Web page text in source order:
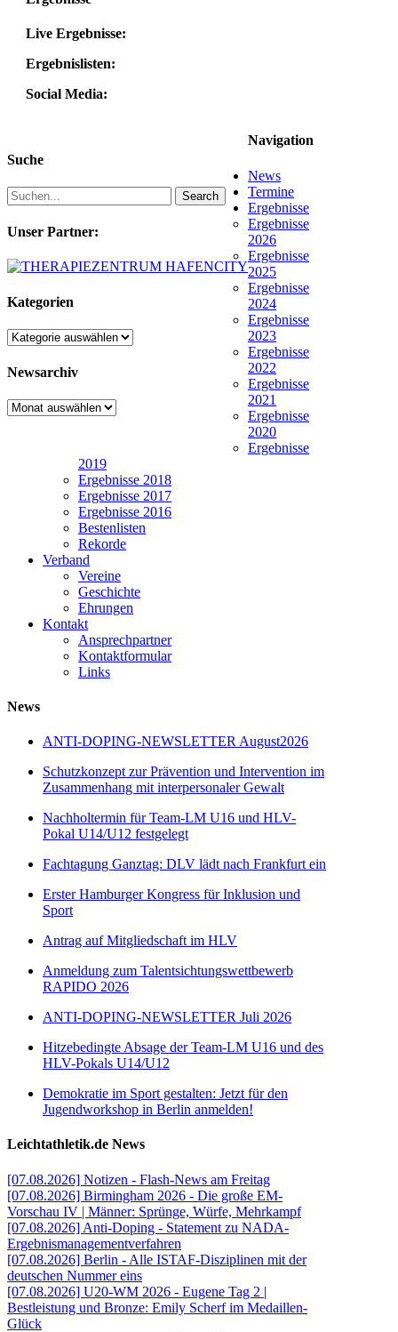
Live Ergebnisse:
Ergebnislisten:
Social Media:
Suche
Search
Unser Partner:
Kategorien
Kategorien
Newsarchiv
Newsarchiv
Navigation
News
Termine
Ergebnisse
Ergebnisse
2026
Ergebnisse
2025
Ergebnisse
2024
Ergebnisse
2023
Ergebnisse
2022
Ergebnisse
2021
Ergebnisse
2020
Ergebnisse
2019
Ergebnisse 2018
Ergebnisse 2017
Ergebnisse 2016
Bestenlisten
Rekorde
Verband
Vereine
Geschichte
Ehrungen
Kontakt
Ansprechpartner
Kontaktformular
Links
News
ANTI-DOPING-NEWSLETTER August2026
Schutzkonzept zur Prävention und Intervention im
Zusammenhang mit interpersonaler Gewalt
Nachholtermin für Team-LM U16 und HLV-
Pokal U14/U12 festgelegt
Fachtagung Ganztag: DLV lädt nach Frankfurt ein
Erster Hamburger Kongress für Inklusion und
Sport
Antrag auf Mitgliedschaft im HLV
Anmeldung zum Talentsichtungswettbewerb
RAPIDO 2026
ANTI-DOPING-NEWSLETTER Juli 2026
Hitzebedingte Absage der Team-LM U16 und des
HLV-Pokals U14/U12
Demokratie im Sport gestalten: Jetzt für den
Jugendworkshop in Berlin anmelden!
Leichtathletik.de News
[07.08.2026] Notizen - Flash-News am Freitag
[07.08.2026] Birmingham 2026 - Die große EM-
Vorschau IV | Männer: Sprünge, Würfe, Mehrkampf
[07.08.2026] Anti-Doping - Statement zu NADA-
Ergebnismanagementverfahren
[07.08.2026] Berlin - Alle ISTAF-Disziplinen mit der
deutschen Nummer eins
[07.08.2026] U20-WM 2026 - Eugene Tag 2 |
Bestleistung und Bronze: Emily Scherf im Medaillen-
Glück